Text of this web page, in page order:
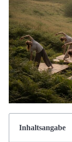
Inhaltsangabe